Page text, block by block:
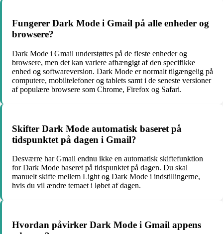
Fungerer Dark Mode i Gmail på alle enheder og
browsere?
Dark Mode i Gmail understøttes på de fleste enheder og
browsere, men det kan variere afhængigt af den specifikke
enhed og softwareversion. Dark Mode er normalt tilgængelig på
computere, mobiltelefoner og tablets samt i de seneste versioner
af populære browsere som Chrome, Firefox og Safari.
Skifter Dark Mode automatisk baseret på
tidspunktet på dagen i Gmail?
Desværre har Gmail endnu ikke en automatisk skiftefunktion
for Dark Mode baseret på tidspunktet på dagen. Du skal
manuelt skifte mellem Light og Dark Mode i indstillingerne,
hvis du vil ændre temaet i løbet af dagen.
Hvordan påvirker Dark Mode i Gmail appens